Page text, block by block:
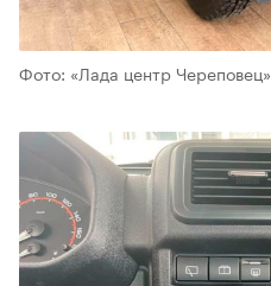
Фото: «Лада центр Череповец»